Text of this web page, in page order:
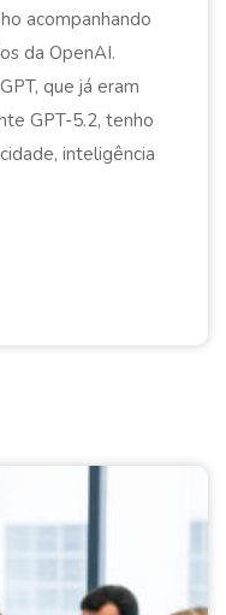
acompanhando
da OpenAI.
que já eram
GPT-5.2, tenho
inteligência